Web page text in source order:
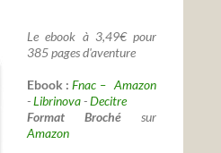
Le ebook à 3,49€ pour
385 pages d'aventure
Ebook :Fnac – Amazon
-Librinova-Decitre
Format Broché sur
Amazon